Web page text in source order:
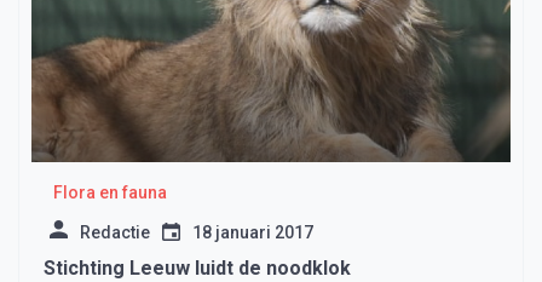
Flora en fauna
Redactie 18 januari 2017
Stichting Leeuw luidt de noodklok